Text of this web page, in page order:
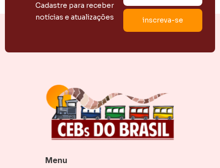
Cadastre para receber
notícias e atualizações
Menu